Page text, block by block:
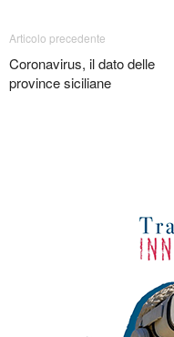
Articolo precedente
Coronavirus, il dato delle
province siciliane